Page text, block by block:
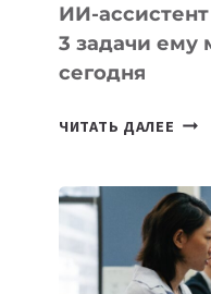
ИИ-
3 задачи ему
сегодня
ЧИТАТЬ ДАЛЕЕ ИИ-
3